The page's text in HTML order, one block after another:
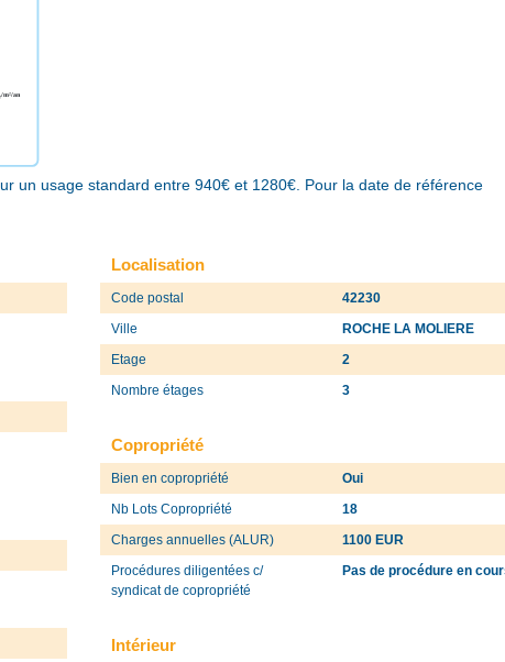
un usage standard entre 940€ et 1280€. Pour la date de référence
Localisation
Code postal
42230
Ville
ROCHE LA MOLIERE
Etage
2
Nombre étages
3
Copropriété
Bien en copropriété
Oui
Nb Lots Copropriété
18
Charges annuelles (ALUR)
1100 EUR
Procédures diligentées c/
syndicat de copropriété
Pas de procédure en
Intérieur